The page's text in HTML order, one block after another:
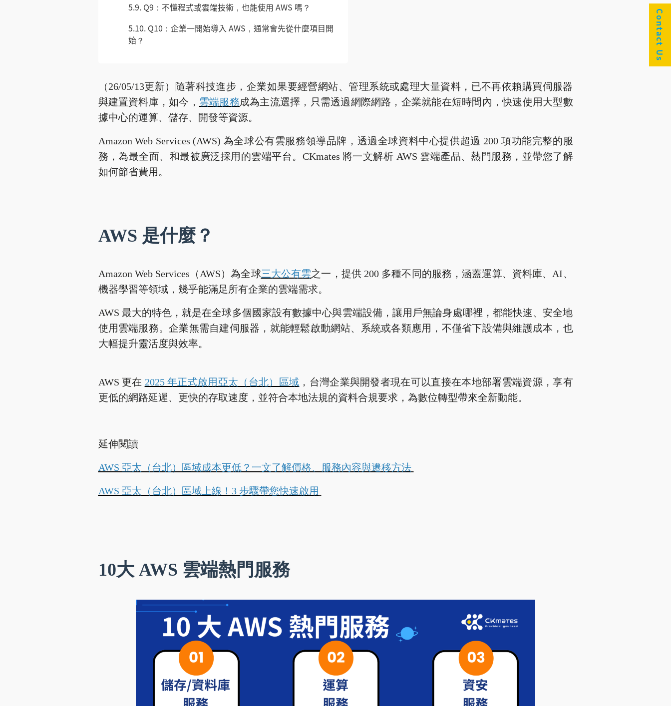
5.9. Q9：不懂程式或雲端技術，也能使用 AWS 嗎？
5.10. Q10：企業一開始導入 AWS，通常會先從什麼項目開
始？
（26/05/13更新）隨著科技進步，企業如果要經營網站、管理系統或處理大量資料，已不再依賴購買伺服器
與建置資料庫，如今， 雲端服務成為主流選擇，只需透過網際網路，企業就能在短時間內，快速使用大型數
據中心的運算、儲存、開發等資源。
Amazon Web Services (AWS) 為全球公有雲服務領導品牌，透過全球資料中心提供超過 200 項功能完整的服
務，為最全面、和最被廣泛採用的雲端平台。CKmates 將一文解析 AWS 雲端產品、熱門服務，並帶您了解
如何節省費用。
AWS 是什麼？
Amazon Web Services（AWS）為全球三大公有雲之一，提供 200 多種不同的服務，涵蓋運算、資料庫、AI、
機器學習等領域，幾乎能滿足所有企業的雲端需求。
AWS 最大的特色，就是在全球多個國家設有數據中心與雲端設備，讓用戶無論身處哪裡，都能快速、安全地
使用雲端服務。企業無需自建伺服器，就能輕鬆啟動網站、系統或各類應用，不僅省下設備與維護成本，也
大幅提升靈活度與效率。
AWS 更在 2025 年正式啟用亞太（台北）區域 ，台灣企業與開發者現在可以直接在本地部署雲端資源，享有
更低的網路延遲、更快的存取速度，並符合本地法規的資料合規要求，為數位轉型帶來全新動能。
延伸閱讀
AWS 亞太（台北）區域成本更低？一文了解價格、服務內容與遷移方法
AWS 亞太（台北）區域上線！3 步驟帶您快速啟用
10大 AWS 雲端熱門服務
Contact Us